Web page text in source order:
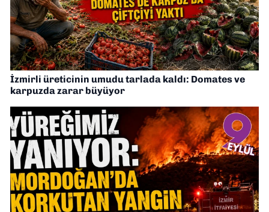
İzmirli üreticinin umudu tarlada kaldı: Domates ve
karpuzda zarar büyüyor